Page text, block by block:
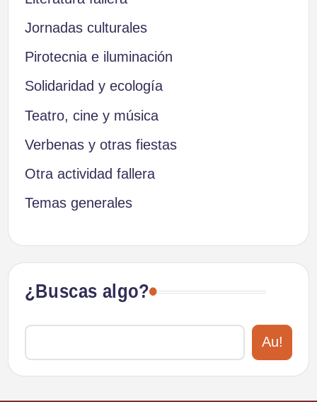
Jornadas culturales
Pirotecnia e iluminación
Solidaridad y ecología
Teatro, cine y música
Verbenas y otras fiestas
Otra actividad fallera
Temas generales
¿Buscas algo?
Au!